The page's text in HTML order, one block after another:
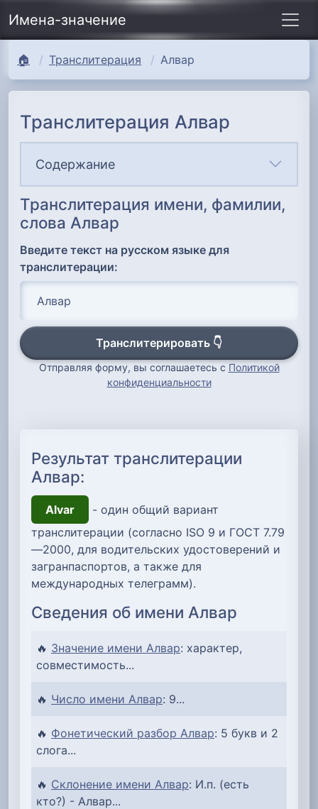
Имена-значение
🏠 Транслитерация Алвар
Транслитерация Алвар
Содержание
Транслитерация имени, фамилии,
слова Алвар
Введите текст на русском языке для
транслитерации:
Транслитерировать 👇
Отправляя форму, вы соглашаетесь с Политикой
конфиденциальности
Результат транслитерации
Алвар:
Alvar
- один общий вариант
транслитерации (согласно ISO 9 и ГОСТ 7.79
—2000, для водительских удостоверений и
загранпаспортов, а также для
международных телеграмм).
Сведения об имени Алвар
🔥 Значение имени Алвар: характер,
совместимость...
🔥 Число имени Алвар: 9...
🔥 Фонетический разбор Алвар: 5 букв и 2
слога...
🔥 Склонение имени Алвар: И.п. (есть
кто?) - Алвар...